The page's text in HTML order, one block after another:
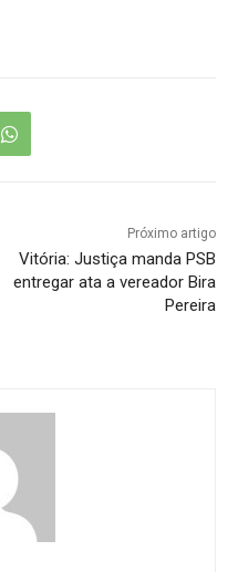
Próximo artigo
Vitória: Justiça manda PSB
entregar ata a vereador Bira
Pereira